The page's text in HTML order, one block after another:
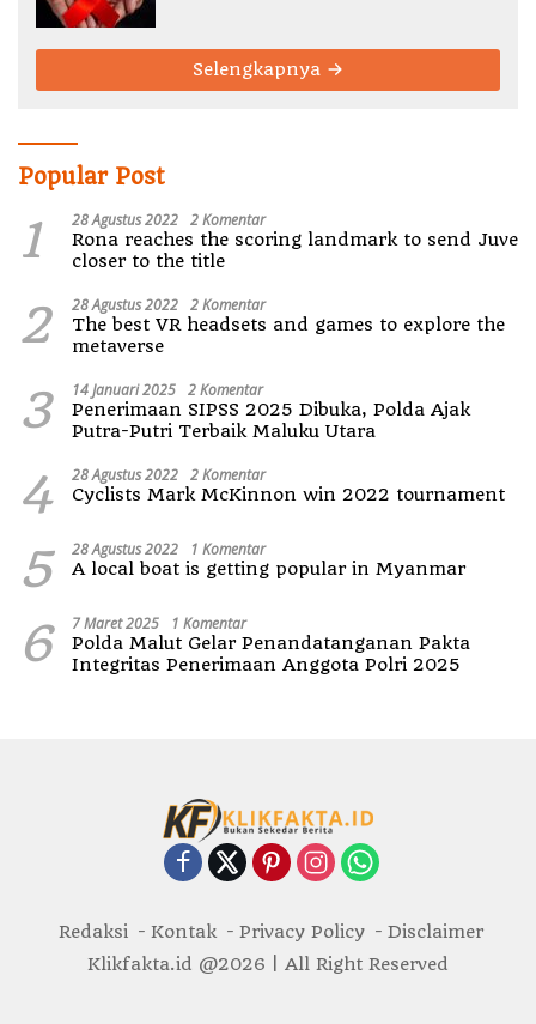
Selengkapnya
Popular Post
1 28 Agustus 2022 2 Komentar
Rona reaches the scoring landmark to send Juve
closer to the title
2 28 Agustus 2022 2 Komentar
The best VR headsets and games to explore the
metaverse
3 14 Januari 2025 2 Komentar
Penerimaan SIPSS 2025 Dibuka, Polda Ajak
Putra-Putri Terbaik Maluku Utara
4 28 Agustus 2022 2 Komentar
Cyclists Mark McKinnon win 2022 tournament
5 28 Agustus 2022 1 Komentar
A local boat is getting popular in Myanmar
6 7 Maret 2025 1 Komentar
Polda Malut Gelar Penandatanganan Pakta
Integritas Penerimaan Anggota Polri 2025
Redaksi Kontak Privacy Policy
Disclaimer
Klikfakta.id @2026 | All Right Reserved